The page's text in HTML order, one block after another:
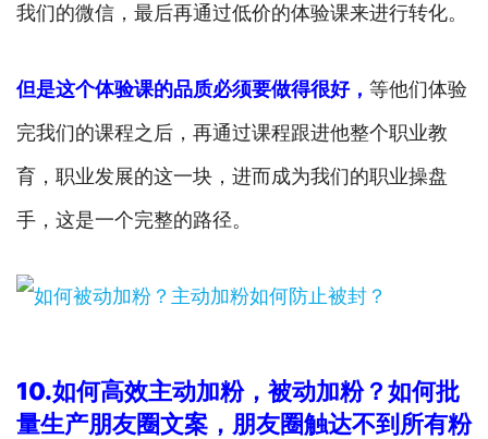
我们的微信，最后再通过低价的体验课来进行转化。
但是这个体验课的品质必须要做得很好， 等他们体验
完我们的课程之后，再通过课程跟进他整个职业教
育，职业发展的这一块，进而成为我们的职业操盘
手，这是一个完整的路径。
10.如何高效主动加粉，被动加粉？如何批
量生产朋友圈文案，朋友圈触达不到所有粉